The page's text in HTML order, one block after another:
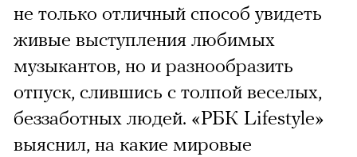
не только отличный способ увидеть
живые выступления любимых
музыкантов, но и разнообразить
отпуск, слившись с толпой веселых,
беззаботных людей. «РБК Lifestyle»
выяснил, на какие мировые